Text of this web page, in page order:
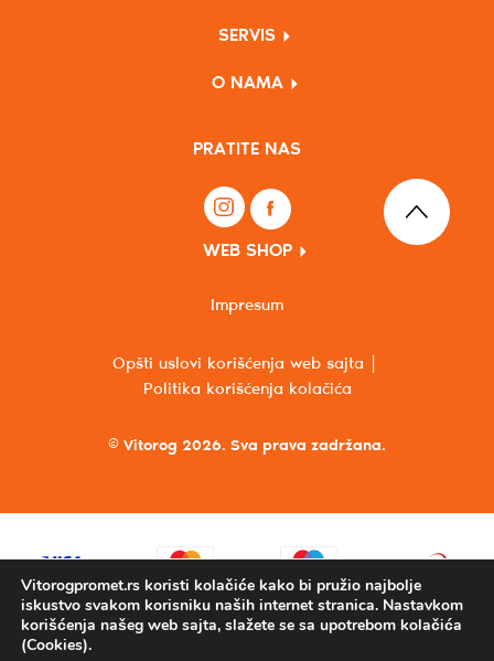
SERVIS
O NAMA
PRATITE NAS
WEB SHOP
© Vitorog 2026. Sva prava zadržana.
Opšti uslovi korišćenja web sajta
Politika korišćenja kolačića
Impresum
Vitorogpromet.rs koristi kolačiće kako bi pružio najbolje
iskustvo svakom korisniku naših internet stranica. Nastavkom
korišćenja našeg web sajta, slažete se sa upotrebom kolačića
(Cookies).